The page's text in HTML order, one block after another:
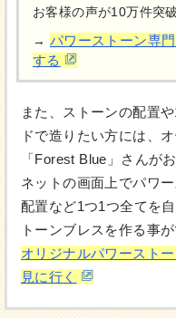
お客様の声が10万件突
→ パワーストーン専
する
また、ストーンの配置
ドで造りたい方には、
「Forest Blue」さんが
ネットの画面上でパワ
配置など1つ1つ全てを
トーンブレスを作る事が
オリジナルパワースト
見に行く